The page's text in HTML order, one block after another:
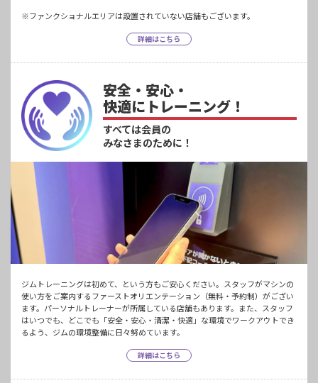
※ファンクショナルエリアは設置されていない店舗もございます。
詳細はこちら
安全・安心・
快適にトレーニング！
すべては会員の
みなさまのために！
ジムトレーニングは初めて、という方もご安心ください。スタッフがマシンの
使い方をご案内するファーストオリエンテーション（無料・予約制）がござい
ます。パーソナルトレーナーが所属している店舗もあります。また、スタッフ
はいつでも、どこでも「安全・安心・清潔・快適」な環境でワークアウトでき
るよう、ジムの環境整備に日々努めています。
詳細はこちら